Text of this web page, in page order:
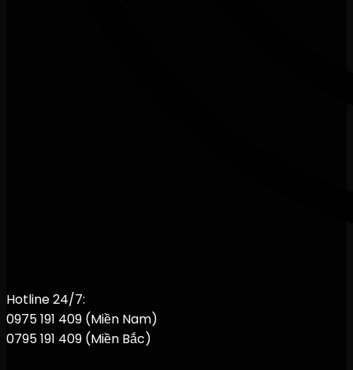
Hotline 24/7:
0975 191 409 (Miền Nam)
0795 191 409 (Miền Bắc)